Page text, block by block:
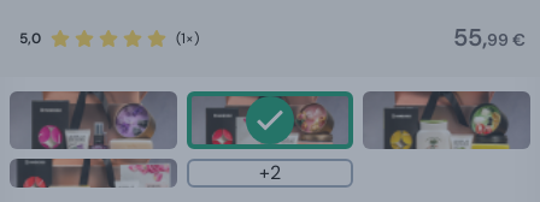
5,0 (1×) 55,99 €
+2